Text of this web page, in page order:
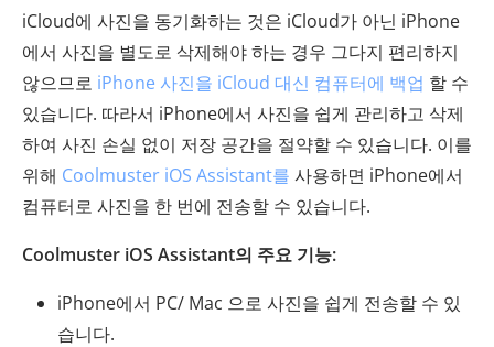
iCloud에 사진을 동기화하는 것은 iCloud가 아닌 iPhone
에서 사진을 별도로 삭제해야 하는 경우 그다지 편리하지
않으므로 iPhone 사진을 iCloud 대신 컴퓨터에 백업 할 수
있습니다. 따라서 iPhone에서 사진을 쉽게 관리하고 삭제
하여 사진 손실 없이 저장 공간을 절약할 수 있습니다. 이를
위해 Coolmuster iOS Assistant를 사용하면 iPhone에서
컴퓨터로 사진을 한 번에 전송할 수 있습니다.
Coolmuster iOS Assistant의 주요 기능:
iPhone에서 PC/ Mac 으로 사진을 쉽게 전송할 수 있
습니다.